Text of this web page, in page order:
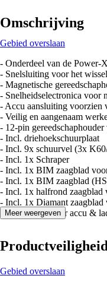
Omschrijving
Gebied overslaan
- Onderdeel van de Power-
- Snelsluiting voor het
- Magnetische
- Snelheidselectronica voor
- Accu aansluiting voorzien
- Veilig en aangenaam
- 12-pin
- Incl. driehoekschuurplaat
- Incl. 9x schuurvel (3x
- Incl. 1x Schraper
- Incl. 1x BIM zaagblad
- Incl. 1x BIM zaagblad
- Incl. 1x halfrond zaagblad
- Incl. 1x Diamant zaagblad
- Geleverd zonder accu &
Meer weergeven
Productveiligheid
Gebied overslaan